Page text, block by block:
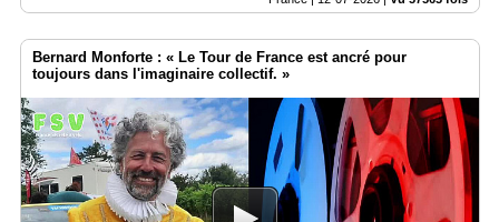
Bernard Monforte : « Le Tour de France est ancré pour
toujours dans l'imaginaire collectif. »